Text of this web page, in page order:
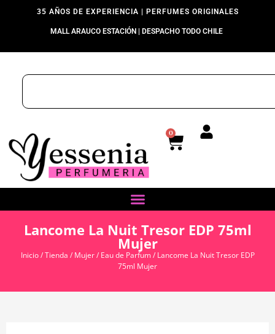
35 AÑOS DE EXPERIENCIA | PERFUMES ORIGINALES
MALL ARAUCO ESTACIÓN | DESPACHO TODO CHILE
0
Lancome La Nuit Tresor EDP 75ml
Mujer
Inicio/Tienda / Mujer/ Eau de Parfum/ Lancome La Nuit Tresor EDP
75ml Mujer